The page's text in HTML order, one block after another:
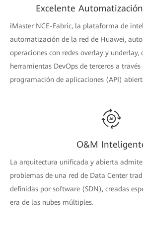
Excelente
iMaster NCE-Fabric, la plataforma de
automatización de la red de Huawei,
operaciones con redes overlay y
herramientas DevOps de terceros a través
programación de aplicaciones (API)
O&M
La arquitectura unificada y abierta
problemas de una red de Data Center
definidas por software (SDN), creadas
era de las nubes múltiples.